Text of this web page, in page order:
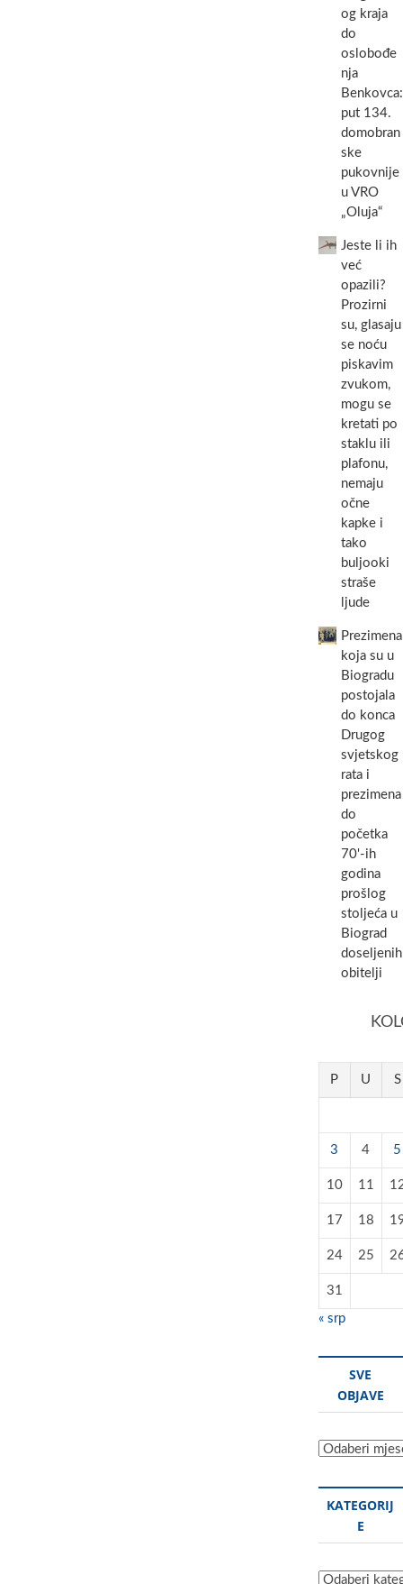
og kraja
do
oslobođe
nja
Benkovca:
put 134.
domobran
ske
pukovnije
u VRO
„Oluja“
Jeste li ih
već
opazili?
Prozirni
su, glasaju
se noću
piskavim
zvukom,
mogu se
kretati po
staklu ili
plafonu,
nemaju
očne
kapke i
tako
buljooki
straše
ljude
Prezimena
koja su u
Biogradu
postojala
do konca
Drugog
svjetskog
rata i
prezimena
do
početka
70'-ih
godina
prošlog
stoljeća u
Biograd
doseljenih
obitelji
P U S
3 4 5
10 11
17 18
24 25
31
« srp
SVE
OBJAVE
Sve
KATEGORIJ
E
Kategorije